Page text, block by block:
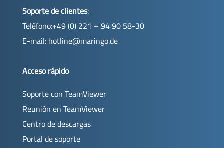
Soporte de clientes:
Teléfono:+49 (0) 221 – 94 90 58-30
E-mail: hotline@maringo.de
Acceso rápido
Soporte con TeamViewer
Reunión en TeamViewer
Centro de descargas
Portal de soporte